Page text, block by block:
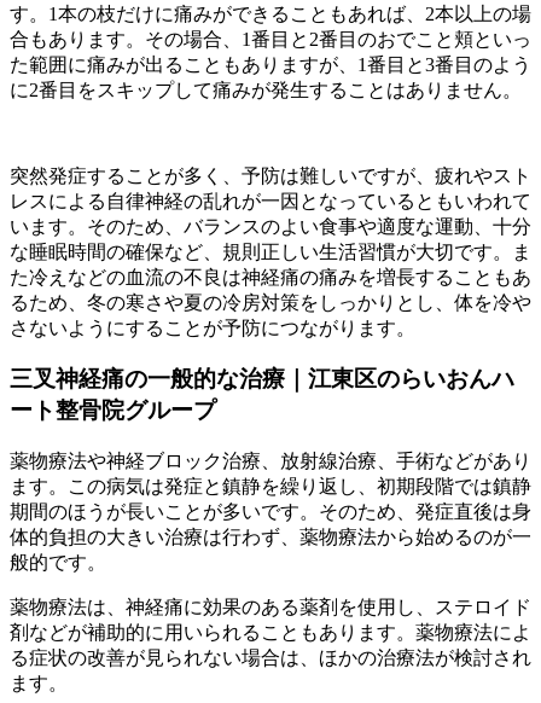
す。1本の枝だけに痛みができることもあれば、2本以上の場
合もあります。その場合、1番目と2番目のおでこと頬といっ
た範囲に痛みが出ることもありますが、1番目と3番目のよう
に2番目をスキップして痛みが発生することはありません。
突然発症することが多く、予防は難しいですが、疲れやスト
レスによる自律神経の乱れが一因となっているともいわれて
います。そのため、バランスのよい食事や適度な運動、十分
な睡眠時間の確保など、規則正しい生活習慣が大切です。ま
た冷えなどの血流の不良は神経痛の痛みを増長することもあ
るため、冬の寒さや夏の冷房対策をしっかりとし、体を冷や
さないようにすることが予防につながります。
三叉神経痛の一般的な治療｜江東区のらいおんハ
ート整骨院グループ
薬物療法や神経ブロック治療、放射線治療、手術などがあり
ます。この病気は発症と鎮静を繰り返し、初期段階では鎮静
期間のほうが長いことが多いです。そのため、発症直後は身
体的負担の大きい治療は行わず、薬物療法から始めるのが一
般的です。
薬物療法は、神経痛に効果のある薬剤を使用し、ステロイド
剤などが補助的に用いられることもあります。薬物療法によ
る症状の改善が見られない場合は、ほかの治療法が検討され
ます。